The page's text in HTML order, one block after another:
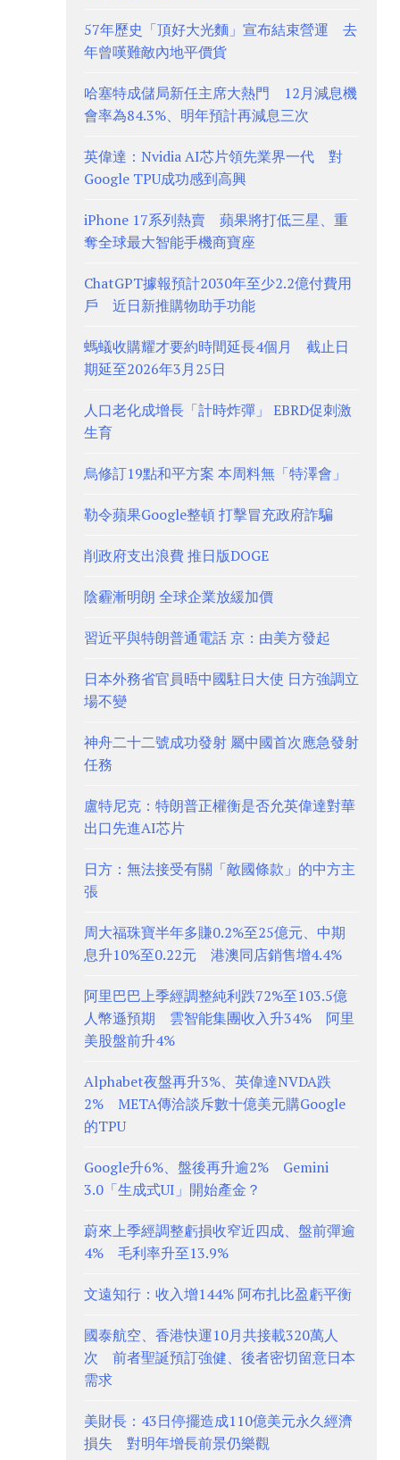
57年歷史「頂好大光麵」宣布結束營運 去
年曾嘆難敵內地平價貨
哈塞特成儲局新任主席大熱門 12月減息機
會率為84.3%、明年預計再減息三次
英偉達：Nvidia AI芯片領先業界一代 對
Google TPU成功感到高興
iPhone 17系列熱賣 蘋果將打低三星、重
奪全球最大智能手機商寶座
ChatGPT據報預計2030年至少2.2億付費用
戶 近日新推購物助手功能
螞蟻收購耀才要約時間延長4個月 截止日
期延至2026年3月25日
人口老化成增長「計時炸彈」 EBRD促刺激
生育
烏修訂19點和平方案 本周料無「特澤會」
勒令蘋果Google整頓 打擊冒充政府詐騙
削政府支出浪費 推日版DOGE
陰霾漸明朗 全球企業放緩加價
習近平與特朗普通電話 京：由美方發起
日本外務省官員晤中國駐日大使 日方強調立
場不變
神舟二十二號成功發射 屬中國首次應急發射
任務
盧特尼克：特朗普正權衡是否允英偉達對華
出口先進AI芯片
日方：無法接受有關「敵國條款」的中方主
張
周大福珠寶半年多賺0.2%至25億元、中期
息升10%至0.22元 港澳同店銷售增4.4%
阿里巴巴上季經調整純利跌72%至103.5億
人幣遜預期 雲智能集團收入升34% 阿里
美股盤前升4%
Alphabet夜盤再升3%、英偉達NVDA跌
2% META傳洽談斥數十億美元購Google
的TPU
Google升6%、盤後再升逾2% Gemini
3.0「生成式UI」開始產金？
蔚來上季經調整虧損收窄近四成、盤前彈逾
4% 毛利率升至13.9%
文遠知行：收入增144% 阿布扎比盈虧平衡
國泰航空、香港快運10月共接載320萬人
次 前者聖誕預訂強健、後者密切留意日本
需求
美財長：43日停擺造成110億美元永久經濟
損失 對明年增長前景仍樂觀